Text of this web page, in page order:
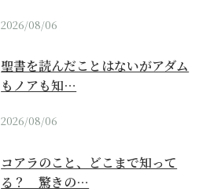
2026/08/06
聖書を読んだことはないがアダム
もノアも知…
2026/08/06
コアラのこと、どこまで知って
る？ 驚きの…